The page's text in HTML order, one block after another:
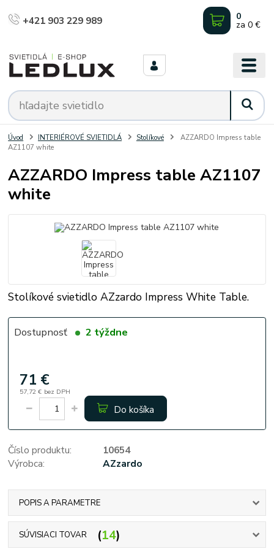
+421 903 229 989 0
za 0 €
Úvod INTERIÉROVÉ SVIETIDLÁ Stolíkové
AZZARDO Impress table
AZ1107 white
AZZARDO Impress table AZ1107
white
Stolíkové svietidlo AZzardo Impress White Table.
Dostupnosť 2 týždne
71 €
57,72 € bez DPH
Do košíka
Číslo produktu:
10654
Výrobca:
AZzardo
POPIS A PARAMETRE
SÚVISIACI TOVAR 14